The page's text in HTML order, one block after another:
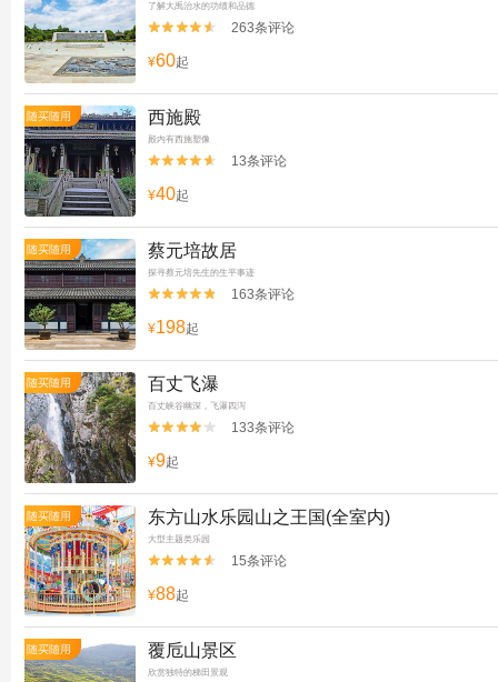
了解大禹治水的功绩和品德

 263条评论
¥60起
随买随用 西施殿
殿内有西施塑像

 13条评论
¥40起
随买随用 蔡元培故居
探寻蔡元培先生的生平事迹

 163条评论
¥198起
随买随用 百丈飞瀑
百丈峡谷幽深，飞瀑四泻

 133条评论
¥9起
随买随用 东方山水乐园山之王国(全室内)
大型主题类乐园

 15条评论
¥88起
随买随用 覆卮山景区
欣赏独特的梯田景观